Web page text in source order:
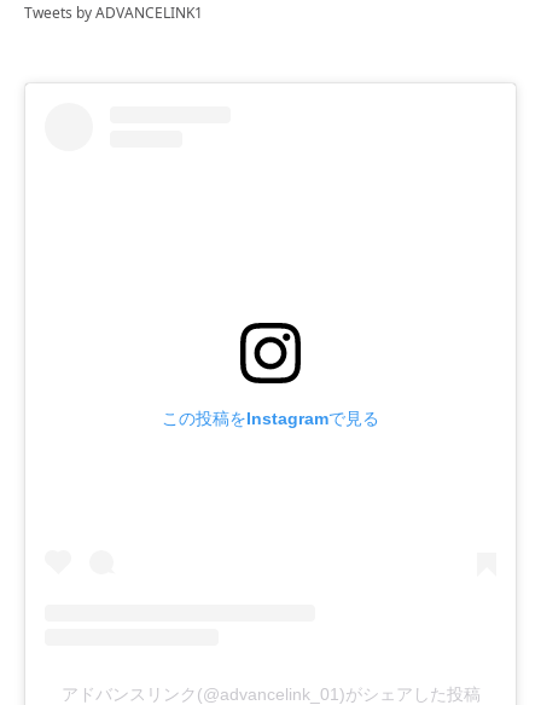
Tweets by ADVANCELINK1
この投稿をInstagramで見る
アドバンスリンク(@advancelink_01)がシェアした投稿